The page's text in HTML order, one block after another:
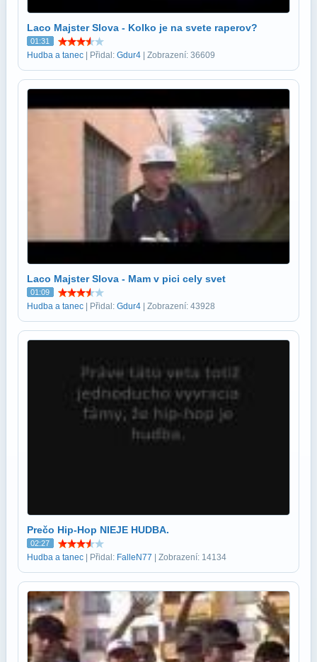
Laco Majster Slova - Kolko je na svete raperov?
01:31
Hudba a tanec | Přidal: Gdur4 | Zobrazení: 36609
Laco Majster Slova - Mam v pici cely svet
01:09
Hudba a tanec | Přidal: Gdur4 | Zobrazení: 43928
Prečo Hip-Hop NIEJE HUDBA.
02:27
Hudba a tanec | Přidal: FalleN77 | Zobrazení: 14134